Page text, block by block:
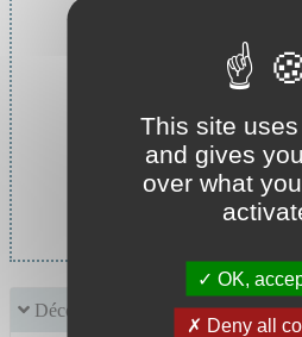
Chef de
Pr MARIAT
Découvrir le service
This site
and gives
over what
OK,
Deny all